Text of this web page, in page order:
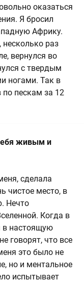
оказаться
Я бросил
Африку.
раз
вернулся во
с твердым
ногами. Так в
пескам за 12
живым и
сделала
чистое место, в
Нечто
Когда в
в настоящую
говорят, что все
это было не
но и ментальное
испытывает